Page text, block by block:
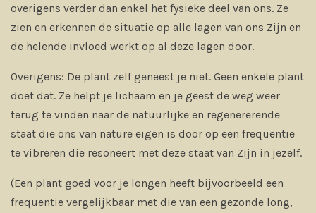
overigens verder dan enkel het fysieke deel van ons. Ze
zien en erkennen de situatie op alle lagen van ons Zijn en
de helende invloed werkt op al deze lagen door.
Overigens: De plant zelf geneest je niet. Geen enkele plant
doet dat. Ze helpt je lichaam en je geest de weg weer
terug te vinden naar de natuurlijke en regenererende
staat die ons van nature eigen is door op een frequentie
te vibreren die resoneert met deze staat van Zijn in jezelf.
(Een plant goed voor je longen heeft bijvoorbeeld een
frequentie vergelijkbaar met die van een gezonde long,